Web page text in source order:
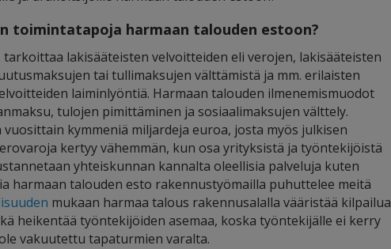
toimintatapoja harmaan talouden estoon?
lakisääteisten velvoitteiden eli verojen, lakisääteisten
tai tullimaksujen välttämistä ja mm. erilaisten
laiminlyöntiä. Harmaan talouden ilmenemismuodot
tulojen pimittäminen ja sosiaalimaksujen välttely.
vuosittain kymmeniä miljardeja euroa, josta myös julkisen
kertyy vähemmän, kun osa yrityksistä ja työntekijöistä
yhteiskunnan kannalta oleellisia palveluja kuten
harmaan talouden esto rakennustyömailla puhuttelee meitä
mukaan harmaa talous rakennusalalla vääristää kilpailua
heikentää työntekijöiden asemaa, koska työntekijälle ei kerry
vakuutettu tapaturmien varalta.